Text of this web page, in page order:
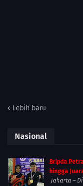
Lebih baru
Nasional
Bripda
hingga
Jakarta –